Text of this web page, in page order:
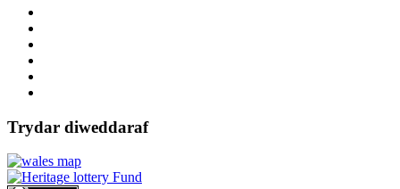
Trydar diweddaraf